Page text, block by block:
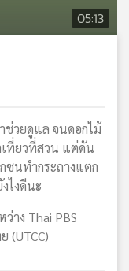
05:13
วยดูแล จนดอกไม้
เที่ยวที่สวน แต่ดัน
ซนทำกระถางแตก
ไงดีนะ
าง Thai PBS
(UTCC)